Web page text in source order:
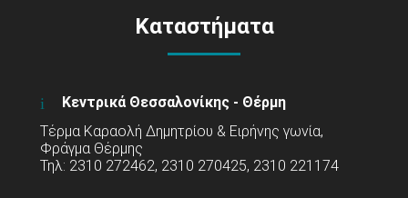
Καταστήματα
Κεντρικά Θεσσαλονίκης - Θέρμη
Τέρμα Καραολή Δημητρίου & Ειρήνης γωνία,
Φράγμα Θέρμης
Τηλ: 2310 272462, 2310 270425, 2310 221174